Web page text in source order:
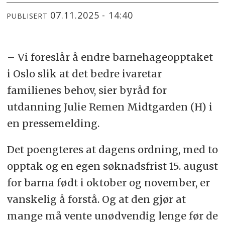
PUBLISERT 07.11.2025 - 14:40
– Vi foreslår å endre barnehageopptaket
i Oslo slik at det bedre ivaretar
familienes behov, sier byråd for
utdanning Julie Remen Midtgarden (H) i
en pressemelding.
Det poengteres at dagens ordning, med to
opptak og en egen søknadsfrist 15. august
for barna født i oktober og november, er
vanskelig å forstå. Og at den gjør at
mange må vente unødvendig lenge før de